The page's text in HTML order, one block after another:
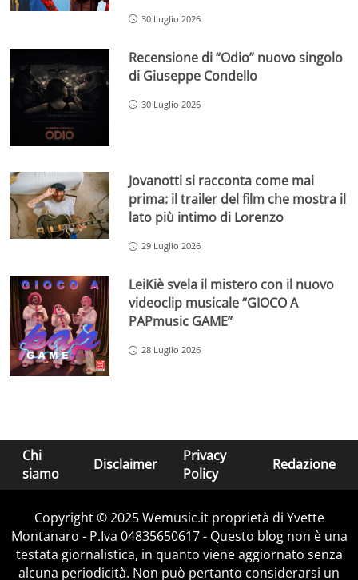
30 Luglio 2026
Recensione di “Odio” nuovo singolo
di Giuseppe Condello
30 Luglio 2026
Jovanotti si racconta come mai
prima: il trailer del film che mostra il
lato più intimo di Lorenzo
29 Luglio 2026
LeiKiè svela il mistero con il nuovo
videoclip musicale “GIOCO A
PAPmusic GAME”
28 Luglio 2026
Chi
siamo
Disclaimer
Privacy
Policy
Redazione
Copyright © 2025 Wemusic.it proprietà di Yvette
Montanaro - P.Iva 04835650617 - Questo blog non è una
testata giornalistica, in quanto viene aggiornato senza
alcuna periodicità. Non può pertanto considerarsi un